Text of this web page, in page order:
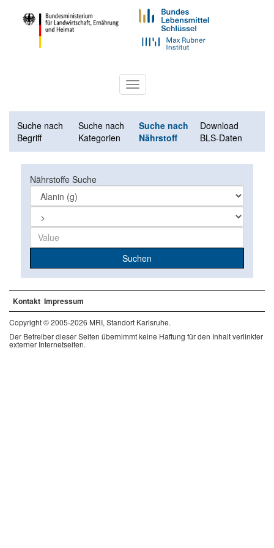
Toggle
navigation
Suche nach
Begriff
Suche nach
Kategorien
Suche nach
Nährstoff
Download
BLS-Daten
Nährstoffe Suche
Suchen
Kontakt Impressum
Copyright © 2005-2026 MRI, Standort Karlsruhe.
Der Betreiber dieser Seiten übernimmt keine Haftung für den Inhalt verlinkter
externer Internetseiten.